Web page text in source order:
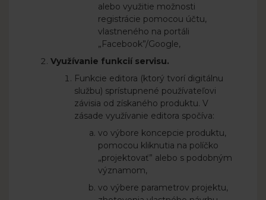
alebo využitie možnosti
registrácie pomocou účtu,
vlastneného na portáli
„Facebook”/Google,
Využívanie funkcií servisu.
Funkcie editora (ktorý tvorí digitálnu
službu) sprístupnené používateľovi
závisia od získaného produktu. V
zásade využívanie editora spočíva:
vo výbore koncepcie produktu,
pomocou kliknutia na políčko
„projektovať” alebo s podobným
významom,
vo výbere parametrov projektu,